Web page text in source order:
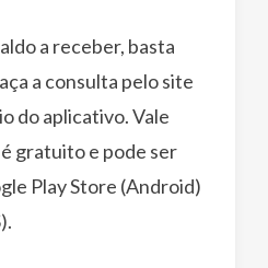
a receber, basta
a consulta pelo site
do aplicativo. Vale
gratuito e pode ser
Play Store (Android)